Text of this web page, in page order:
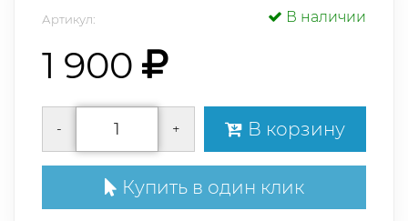
Артикул: В наличии
1 900
- + В корзину
Купить в один клик